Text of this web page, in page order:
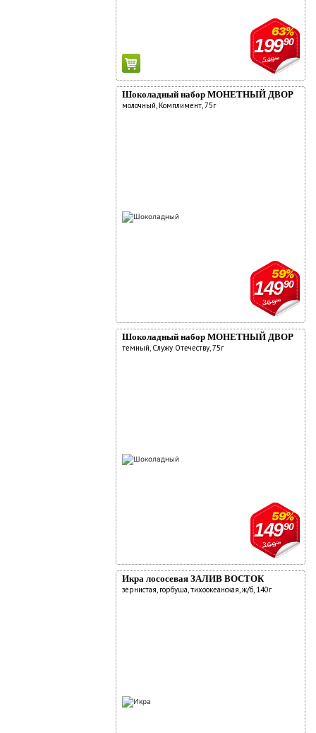
54990
63%
19990
Шоколадный набор МОНЕТНЫЙ ДВОР
молочный, Комплимент, 75г
36990
59%
14990
Шоколадный набор МОНЕТНЫЙ ДВОР
темный, Служу Отечеству, 75г
36990
59%
14990
Икра лососевая ЗАЛИВ ВОСТОК
зернистая, горбуша, тихоокеанская, ж/б, 140г